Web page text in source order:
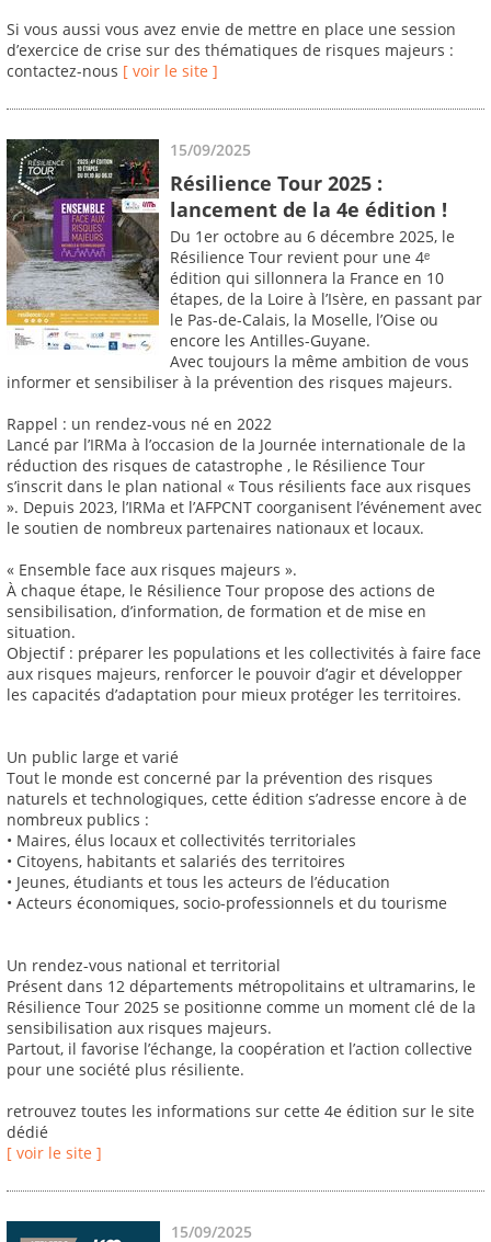
Si vous aussi vous avez envie de mettre en place une session
d’exercice de crise sur des thématiques de risques majeurs :
contactez-nous [ voir le site ]
15/09/2025
Résilience Tour 2025 :
lancement de la 4e édition !
Du 1er octobre au 6 décembre 2025, le
Résilience Tour revient pour une 4ᵉ
édition qui sillonnera la France en 10
étapes, de la Loire à l’Isère, en passant par
le Pas-de-Calais, la Moselle, l’Oise ou
encore les Antilles-Guyane.
Avec toujours la même ambition de vous
informer et sensibiliser à la prévention des risques majeurs.
Rappel : un rendez-vous né en 2022
Lancé par l’IRMa à l’occasion de la Journée internationale de la
réduction des risques de catastrophe , le Résilience Tour
s’inscrit dans le plan national « Tous résilients face aux risques
». Depuis 2023, l’IRMa et l’AFPCNT coorganisent l’événement avec
le soutien de nombreux partenaires nationaux et locaux.
« Ensemble face aux risques majeurs ».
À chaque étape, le Résilience Tour propose des actions de
sensibilisation, d’information, de formation et de mise en
situation.
Objectif : préparer les populations et les collectivités à faire face
aux risques majeurs, renforcer le pouvoir d’agir et développer
les capacités d’adaptation pour mieux protéger les territoires.
Un public large et varié
Tout le monde est concerné par la prévention des risques
naturels et technologiques, cette édition s’adresse encore à de
nombreux publics :
• Maires, élus locaux et collectivités territoriales
• Citoyens, habitants et salariés des territoires
• Jeunes, étudiants et tous les acteurs de l’éducation
• Acteurs économiques, socio-professionnels et du tourisme
Un rendez-vous national et territorial
Présent dans 12 départements métropolitains et ultramarins, le
Résilience Tour 2025 se positionne comme un moment clé de la
sensibilisation aux risques majeurs.
Partout, il favorise l’échange, la coopération et l’action collective
pour une société plus résiliente.
retrouvez toutes les informations sur cette 4e édition sur le site
dédié
[ voir le site ]
15/09/2025